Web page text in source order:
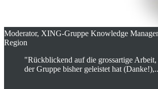
Moderator, XING-Gruppe Knowledge
Region
"Rückblickend auf die grossartige
der Gruppe bisher geleistet hat